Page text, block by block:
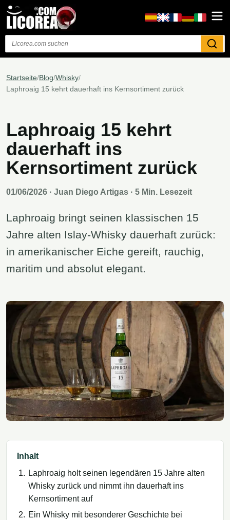
Suchen
Startseite/Blog/Whisky/
Laphroaig 15 kehrt dauerhaft ins Kernsortiment zurück
Laphroaig 15 kehrt
dauerhaft ins
Kernsortiment zurück
01/06/2026 · Juan Diego Artigas · 5 Min. Lesezeit
Laphroaig bringt seinen klassischen 15
Jahre alten Islay-Whisky dauerhaft zurück:
in amerikanischer Eiche gereift, rauchig,
maritim und absolut elegant.
Inhalt
Laphroaig holt seinen legendären 15 Jahre alten
Whisky zurück und nimmt ihn dauerhaft ins
Kernsortiment auf
Ein Whisky mit besonderer Geschichte bei